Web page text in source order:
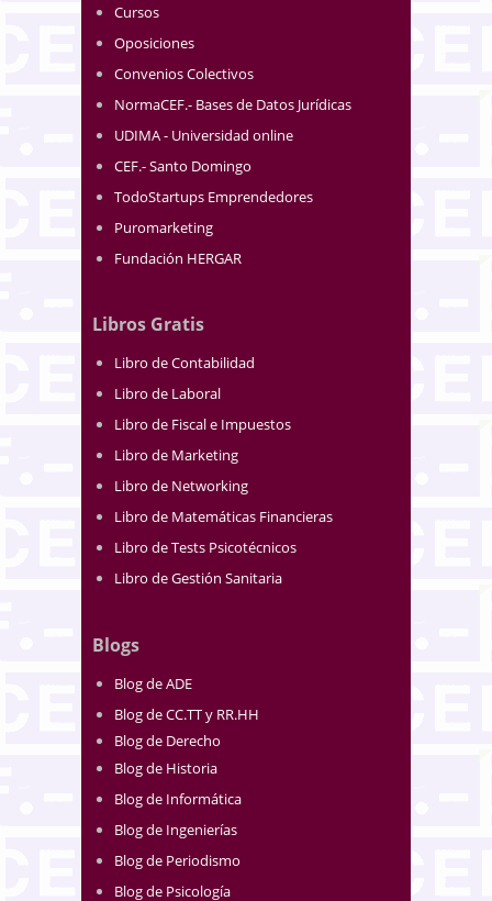
Cursos
Oposiciones
Convenios Colectivos
NormaCEF.- Bases de Datos Jurídicas
UDIMA - Universidad online
CEF.- Santo Domingo
TodoStartups Emprendedores
Puromarketing
Fundación HERGAR
Libros Gratis
Libro de Contabilidad
Libro de Laboral
Libro de Fiscal e Impuestos
Libro de Marketing
Libro de Networking
Libro de Matemáticas Financieras
Libro de Tests Psicotécnicos
Libro de Gestión Sanitaria
Blogs
Blog de ADE
Blog de CC.TT y RR.HH
Blog de Derecho
Blog de Historia
Blog de Informática
Blog de Ingenierías
Blog de Periodismo
Blog de Psicología